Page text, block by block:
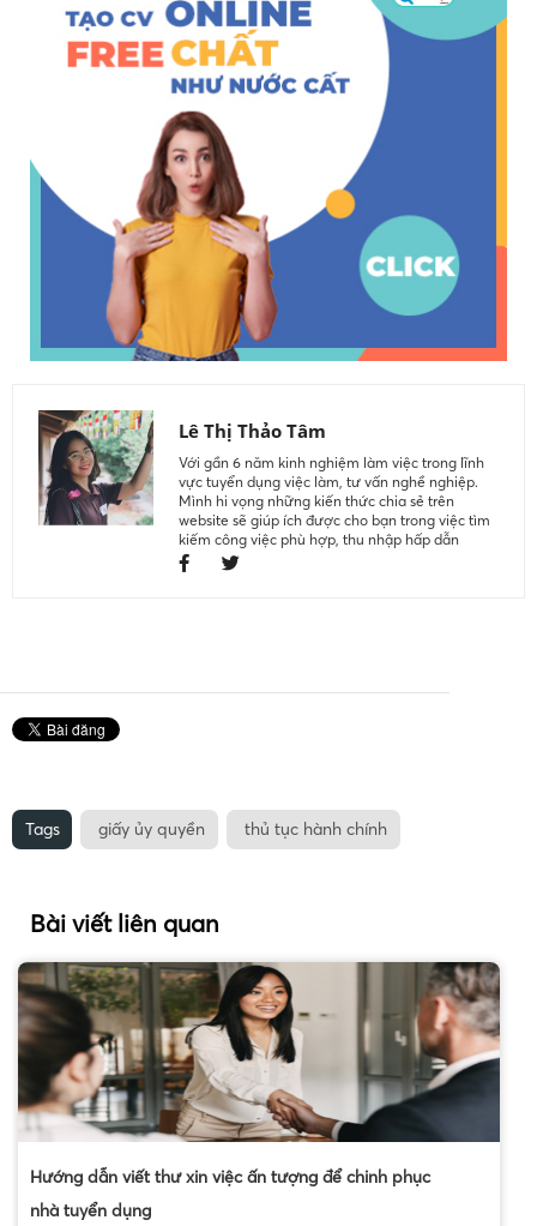
Lê Thị Thảo Tâm
Với gần 6 năm kinh nghiệm làm việc trong lĩnh
vực tuyển dụng việc làm, tư vấn nghề nghiệp.
Mình hi vọng những kiến thức chia sẻ trên
website sẽ giúp ích được cho bạn trong việc tìm
kiếm công việc phù hợp, thu nhập hấp dẫn
Tags giấy ủy quyền thủ tục hành chính
Bài viết liên quan
Hướng dẫn viết thư xin việc ấn tượng để chinh phục
nhà tuyển dụng